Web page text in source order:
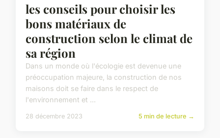
les conseils pour choisir les
bons matériaux de
construction selon le climat de
sa région
Dans un monde où l'écologie est devenue une
préoccupation majeure, la construction de nos
maisons doit se faire dans le respect de
l'environnement et ...
28 décembre 2023 5 min de lecture →